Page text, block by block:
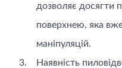
дозволяє досягти
поверхнею, яка
маніпуляцій.
Наявність